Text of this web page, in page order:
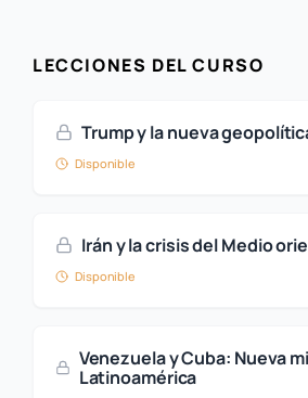
LECCIONES DEL CURSO
Trump y la nueva
Disponible
Irán y la crisis del Medio
Disponible
Venezuela y Cuba: Nueva
Latinoamérica